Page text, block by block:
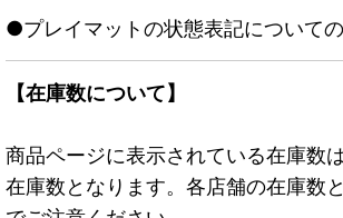
●プレイマットの状態表記について
【在庫数について】
商品ページに表示されている在庫数
在庫数となります。各店舗の在庫数